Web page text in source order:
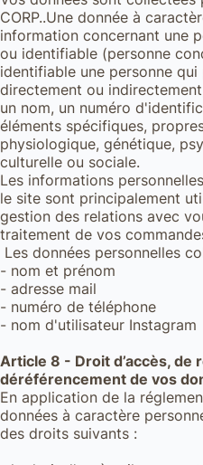
CORP..Une donnée à
information concernant une
ou identifiable (personne
identifiable une personne
directement ou
un nom, un numéro
éléments spécifiques,
physiologique, génétique,
culturelle ou sociale.
Les informations
le site sont principalement
gestion des relations avec
traitement de vos
Les données personnelles
- nom et prénom
- adresse mail
- numéro de téléphone
- nom d'utilisateur Instagram
Article 8 - Droit d’accès, de
déréférencement de vos
En application de la
données à caractère
des droits suivants :